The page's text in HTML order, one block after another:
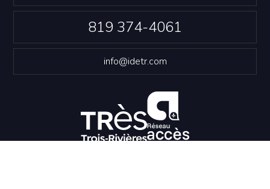
819 374-4061
info@idetr.com